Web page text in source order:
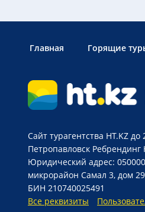
Главная Горящие
Сайт турагентства HT.KZ
Петропавловск Ребрендинг
Юридический адрес:
микрорайон Самал 3, дом
БИН 210740025491
Все реквизиты